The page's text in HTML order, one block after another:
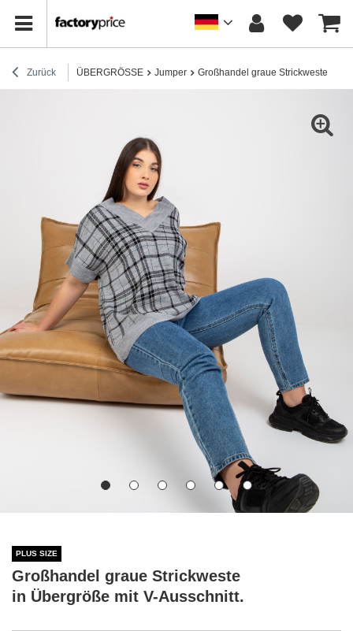
Zurück ÜBERGRÖSSE Jumper Großhandel graue Strickweste in
PLUS SIZE
Großhandel graue Strickweste
in Übergröße mit V-Ausschnitt.